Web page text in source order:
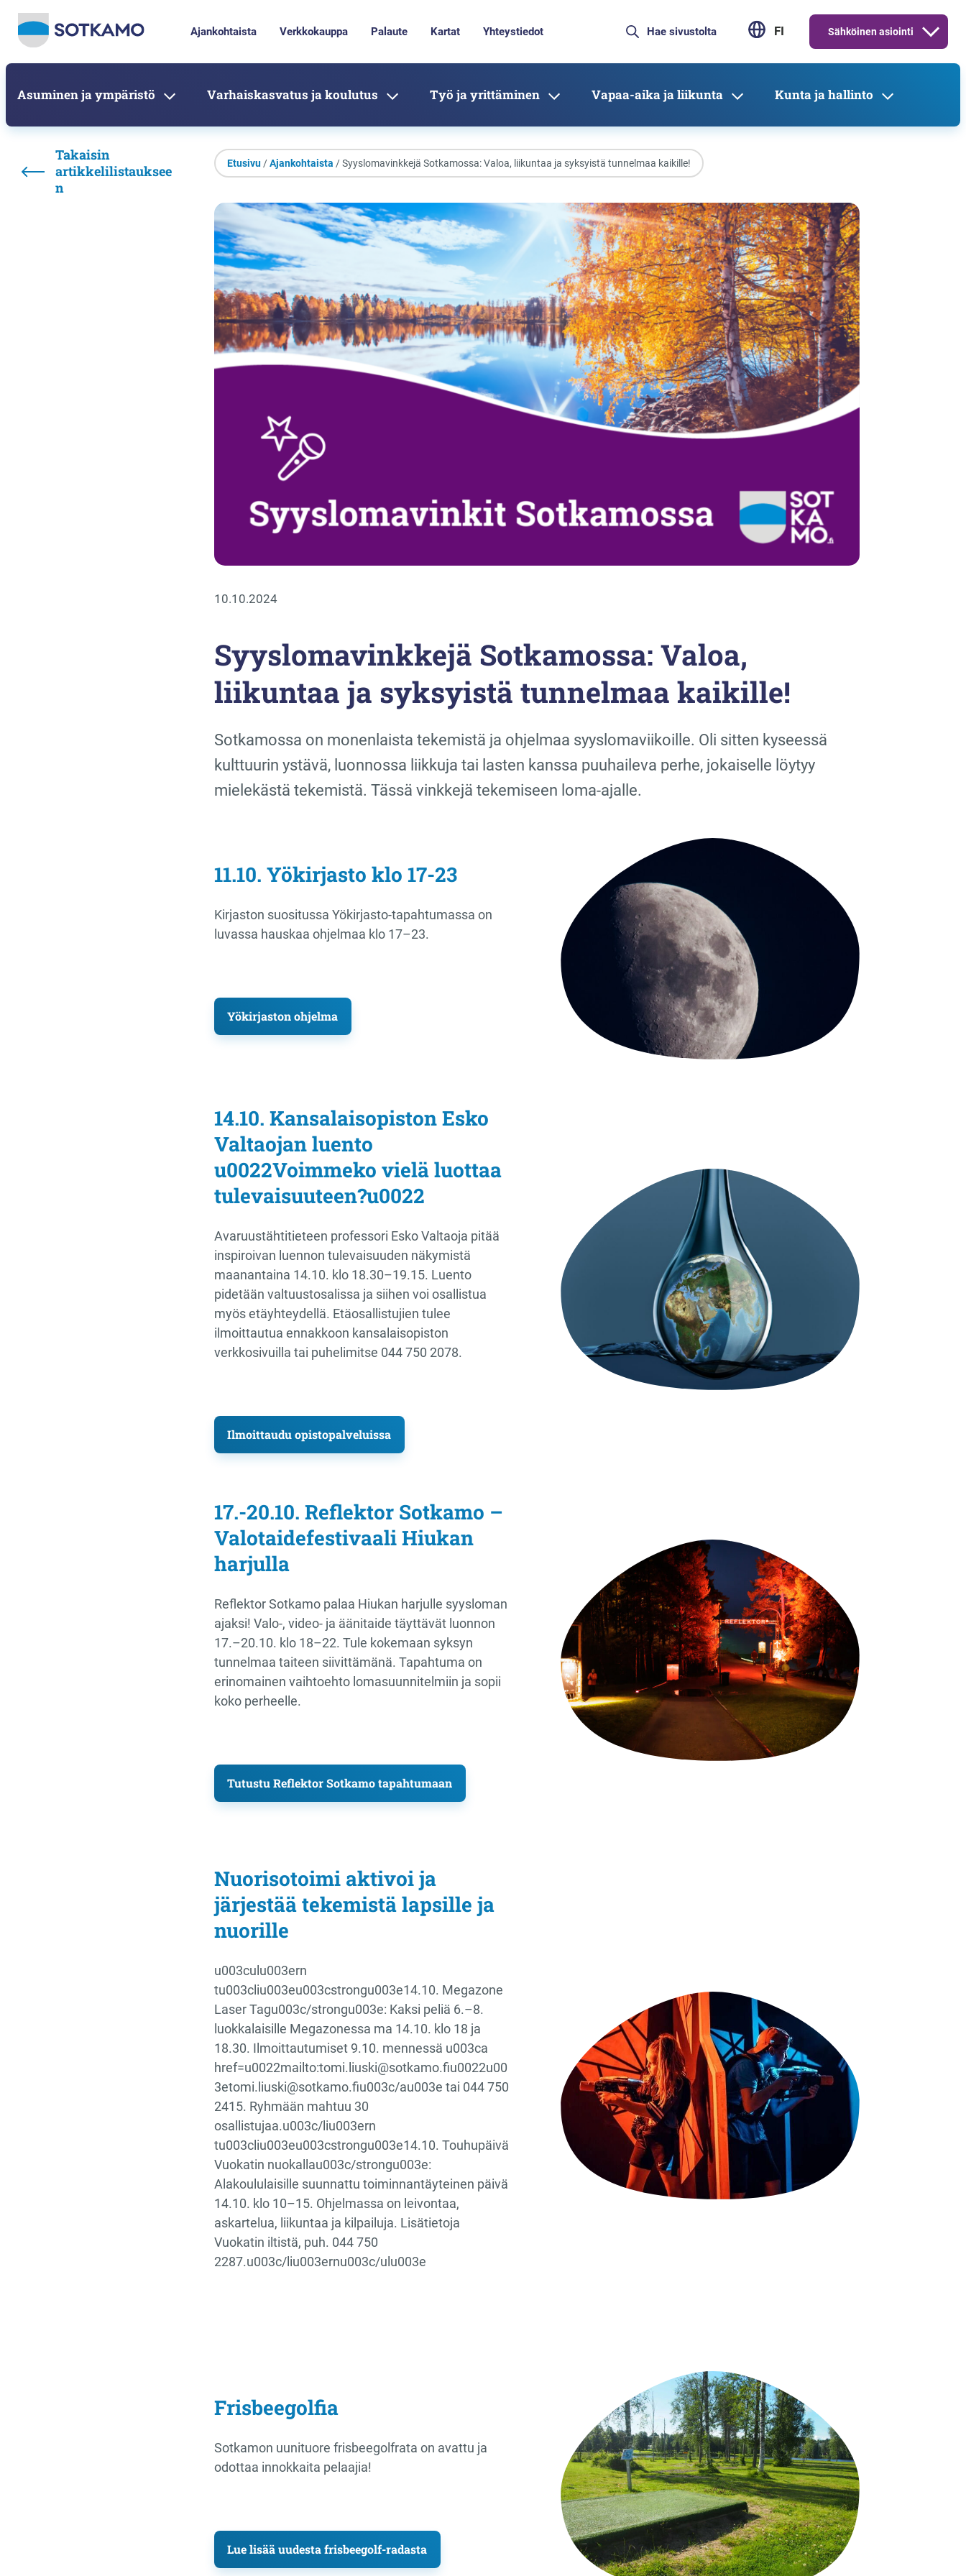
Ajankohtaista Verkkokauppa Palaute Kartat Yhteystiedot FI Sähköinen asiointi
Asuminen ja ympäristö Varhaiskasvatus ja koulutus Työ ja yrittäminen Vapaa-aika ja liikunta Kunta ja hallinto
Takaisin
artikkelilistauksee
n
Etusivu/Ajankohtaista / Syyslomavinkkejä Sotkamossa: Valoa, liikuntaa ja syksyistä tunnelmaa kaikille!
10.10.2024
Syyslomavinkkejä Sotkamossa: Valoa,
liikuntaa ja syksyistä tunnelmaa kaikille!
Sotkamossa on monenlaista tekemistä ja ohjelmaa syyslomaviikoille. Oli sitten kyseessä
kulttuurin ystävä, luonnossa liikkuja tai lasten kanssa puuhaileva perhe, jokaiselle löytyy
mielekästä tekemistä. Tässä vinkkejä tekemiseen loma-ajalle.
11.10. Yökirjasto klo 17-23
Kirjaston suositussa Yökirjasto-tapahtumassa on
luvassa hauskaa ohjelmaa klo 17–23.
Yökirjaston ohjelma
14.10. Kansalaisopiston Esko
Valtaojan luento
u0022Voimmeko vielä luottaa
tulevaisuuteen?u0022
Avaruustähtitieteen professori Esko Valtaoja pitää
inspiroivan luennon tulevaisuuden näkymistä
maanantaina 14.10. klo 18.30–19.15. Luento
pidetään valtuustosalissa ja siihen voi osallistua
myös etäyhteydellä. Etäosallistujien tulee
ilmoittautua ennakkoon kansalaisopiston
verkkosivuilla tai puhelimitse 044 750 2078.
Ilmoittaudu opistopalveluissa
17.-20.10. Reflektor Sotkamo –
Valotaidefestivaali Hiukan
harjulla
Reflektor Sotkamo palaa Hiukan harjulle syysloman
ajaksi! Valo-, video- ja äänitaide täyttävät luonnon
17.–20.10. klo 18–22. Tule kokemaan syksyn
tunnelmaa taiteen siivittämänä. Tapahtuma on
erinomainen vaihtoehto lomasuunnitelmiin ja sopii
koko perheelle.
Tutustu Reflektor Sotkamo tapahtumaan
Nuorisotoimi aktivoi ja
järjestää tekemistä lapsille ja
nuorille
u003culu003ern
tu003cliu003eu003cstrongu003e14.10. Megazone
Laser Tagu003c/strongu003e: Kaksi peliä 6.–8.
luokkalaisille Megazonessa ma 14.10. klo 18 ja
18.30. Ilmoittautumiset 9.10. mennessä u003ca
href=u0022mailto:tomi.liuski@sotkamo.fiu0022u00
3etomi.liuski@sotkamo.fiu003c/au003e tai 044 750
2415. Ryhmään mahtuu 30
osallistujaa.u003c/liu003ern
tu003cliu003eu003cstrongu003e14.10. Touhupäivä
Vuokatin nuokallau003c/strongu003e:
Alakoululaisille suunnattu toiminnantäyteinen päivä
14.10. klo 10–15. Ohjelmassa on leivontaa,
askartelua, liikuntaa ja kilpailuja. Lisätietoja
Vuokatin iltistä, puh. 044 750
2287.u003c/liu003ernu003c/ulu003e
Frisbeegolfia
Sotkamon uunituore frisbeegolfrata on avattu ja
odottaa innokkaita pelaajia!
Lue lisää uudesta frisbeegolf-radasta